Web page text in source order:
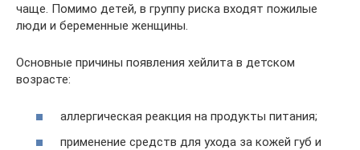
чаще. Помимо детей, в группу риска входят пожилые
люди и беременные женщины.
Основные причины появления хейлита в детском
возрасте:
аллергическая реакция на продукты питания;
применение средств для ухода за кожей губ и